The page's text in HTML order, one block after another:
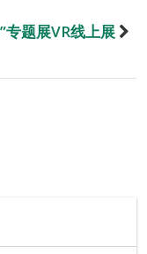
专题展VR线上展